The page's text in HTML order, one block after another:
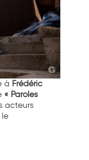
à Frédéric
« Paroles
acteurs
le